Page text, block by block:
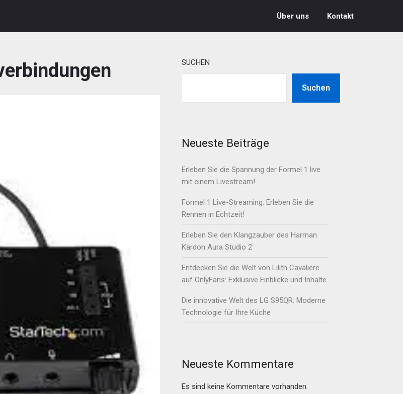
Über uns Kontakt
SUCHEN
Suchen
Neueste Beiträge
Erleben Sie die Spannung der Formel 1 live
mit einem Livestream!
Formel 1 Live-Streaming: Erleben Sie die
Rennen in Echtzeit!
Erleben Sie den Klangzauber des Harman
Kardon Aura Studio 2
Entdecken Sie die Welt von Lilith Cavaliere
auf OnlyFans: Exklusive Einblicke und Inhalte
Die innovative Welt des LG S95QR: Moderne
Technologie für Ihre Küche
Neueste Kommentare
Es sind keine Kommentare vorhanden.